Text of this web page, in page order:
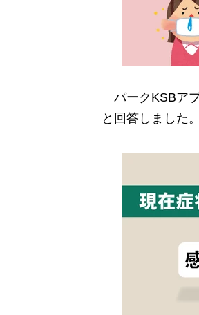
パークKSBア
と回答しました。